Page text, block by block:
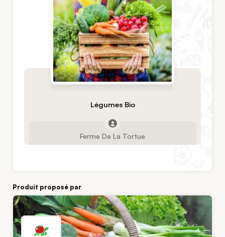
Légumes Bio
Ferme De La Tortue
Produit proposé par